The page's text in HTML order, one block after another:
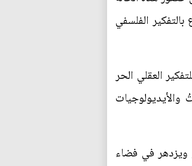
الفلسفي
العقلي الحر
ويزدهر في فضاء